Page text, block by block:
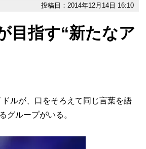
投稿日：2014年12月14日 16:10
目指す“新たなア
ルが、口をそろえて同じ言葉を語
グループがいる。